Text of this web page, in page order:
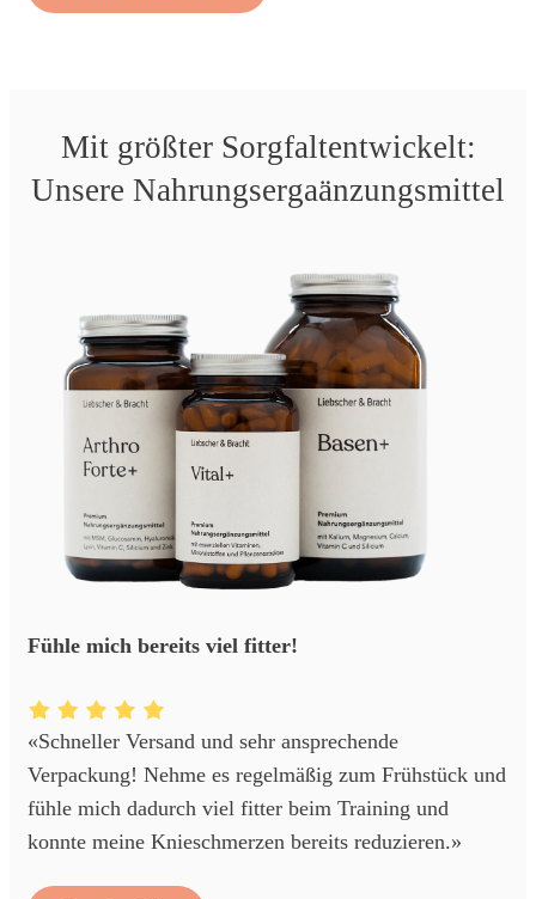
Mit größter Sorgfaltentwickelt:
Unsere Nahrungsergaänzungsmittel
Fühle mich bereits viel fitter!
«Schneller Versand und sehr ansprechende
Verpackung! Nehme es regelmäßig zum Frühstück und
fühle mich dadurch viel fitter beim Training und
konnte meine Knieschmerzen bereits reduzieren.»